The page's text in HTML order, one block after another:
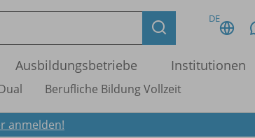
DE
Ausbildungsbetriebe Institutionen
Berufliche Bildung Vollzeit
anmelden!